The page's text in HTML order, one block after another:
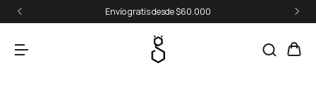
Envío gratis desde $60.000